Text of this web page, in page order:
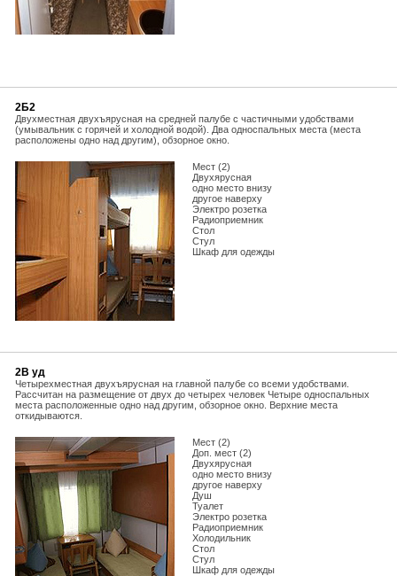
2Б2
Двухместная двухъярусная на средней палубе с частичными удобствами
(умывальник с горячей и холодной водой). Два односпальных места (места
расположены одно над другим), обзорное окно.
Мест (2)
Двухярусная
одно место внизу
другое наверху
Электро розетка
Радиоприемник
Стол
Стул
Шкаф для одежды
2В уд
Четырехместная двухъярусная на главной палубе со всеми удобствами.
Рассчитан на размещение от двух до четырех человек Четыре односпальных
места расположенные одно над другим, обзорное окно. Верхние места
откидываются.
Мест (2)
Доп. мест (2)
Двухярусная
одно место внизу
другое наверху
Душ
Туалет
Электро розетка
Радиоприемник
Холодильник
Стол
Стул
Шкаф для одежды